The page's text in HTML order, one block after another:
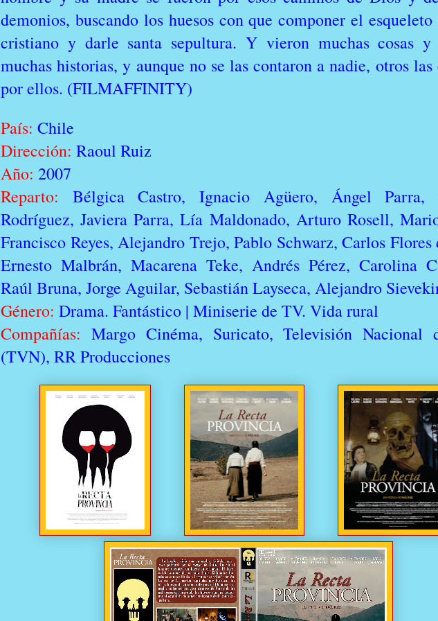
demonios, buscando los huesos con que componer el
cristiano y darle santa sepultura. Y vieron muchas cosas
muchas historias, y aunque no se las contaron a nadie, otros
por ellos. (FILMAFFINITY)
País: Chile
Dirección: Raoul Ruiz
Año: 2007
Reparto: Bélgica Castro, Ignacio Agüero, Ángel Parra,
Rodríguez, Javiera Parra, Lía Maldonado, Arturo Rosell,
Francisco Reyes, Alejandro Trejo, Pablo Schwarz, Carlos Flores
Ernesto Malbrán, Macarena Teke, Andrés Pérez, Carolina
Raúl Bruna, Jorge Aguilar, Sebastián Layseca, Alejandro
Género: Drama. Fantástico | Miniserie de TV. Vida rural
Compañías: Margo Cinéma, Suricato, Televisión Nacional
(TVN), RR Producciones